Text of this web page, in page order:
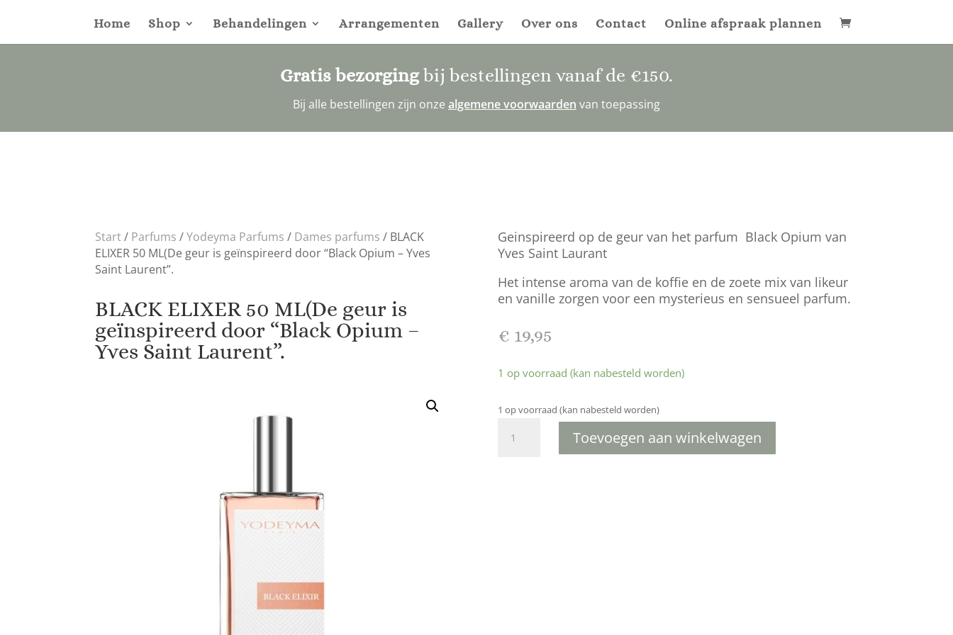
Home Shop Behandelingen Arrangementen Gallery Over ons Contact Online afspraak plannen
Gratis bezorgingbij bestellingen vanaf de €150.
Bij alle bestellingen zijn onze algemene voorwaarden van toepassing
Start/ Parfums /Yodeyma Parfums / Dames parfums / BLACK
ELIXER 50 ML(De geur is geïnspireerd door “Black Opium – Yves
Saint Laurent”.
BLACK ELIXER 50 ML(De geur is
geïnspireerd door “Black Opium –
Yves Saint Laurent”.
Geinspireerd op de geur van het parfum Black Opium van
Yves Saint Laurant
Het intense aroma van de koffie en de zoete mix van likeur
en vanille zorgen voor een mysterieus en sensueel parfum.
€ 19,95
1 op voorraad (kan nabesteld worden)
1 op voorraad (kan nabesteld worden)
ELIXER
Toevoegen aan winkelwagen